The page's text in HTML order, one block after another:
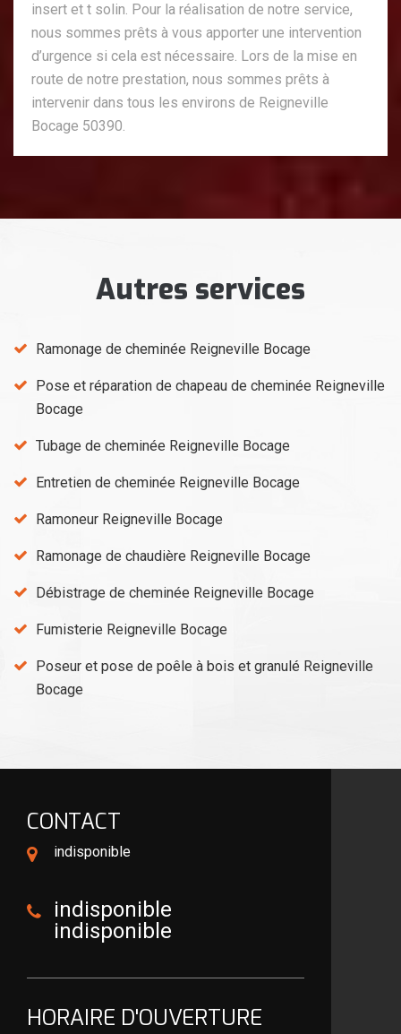
insert et t solin. Pour la réalisation de notre service,
nous sommes prêts à vous apporter une intervention
d’urgence si cela est nécessaire. Lors de la mise en
route de notre prestation, nous sommes prêts à
intervenir dans tous les environs de Reigneville
Bocage 50390.
Autres services
Ramonage de cheminée Reigneville Bocage
Pose et réparation de chapeau de cheminée Reigneville
Bocage
Tubage de cheminée Reigneville Bocage
Entretien de cheminée Reigneville Bocage
Ramoneur Reigneville Bocage
Ramonage de chaudière Reigneville Bocage
Débistrage de cheminée Reigneville Bocage
Fumisterie Reigneville Bocage
Poseur et pose de poêle à bois et granulé Reigneville
Bocage
CONTACT
indisponible
indisponible
indisponible
HORAIRE D'OUVERTURE